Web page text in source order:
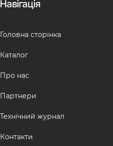
Навігація
Головна сторінка
Каталог
Про нас
Партнери
Технічний журнал
Контакти